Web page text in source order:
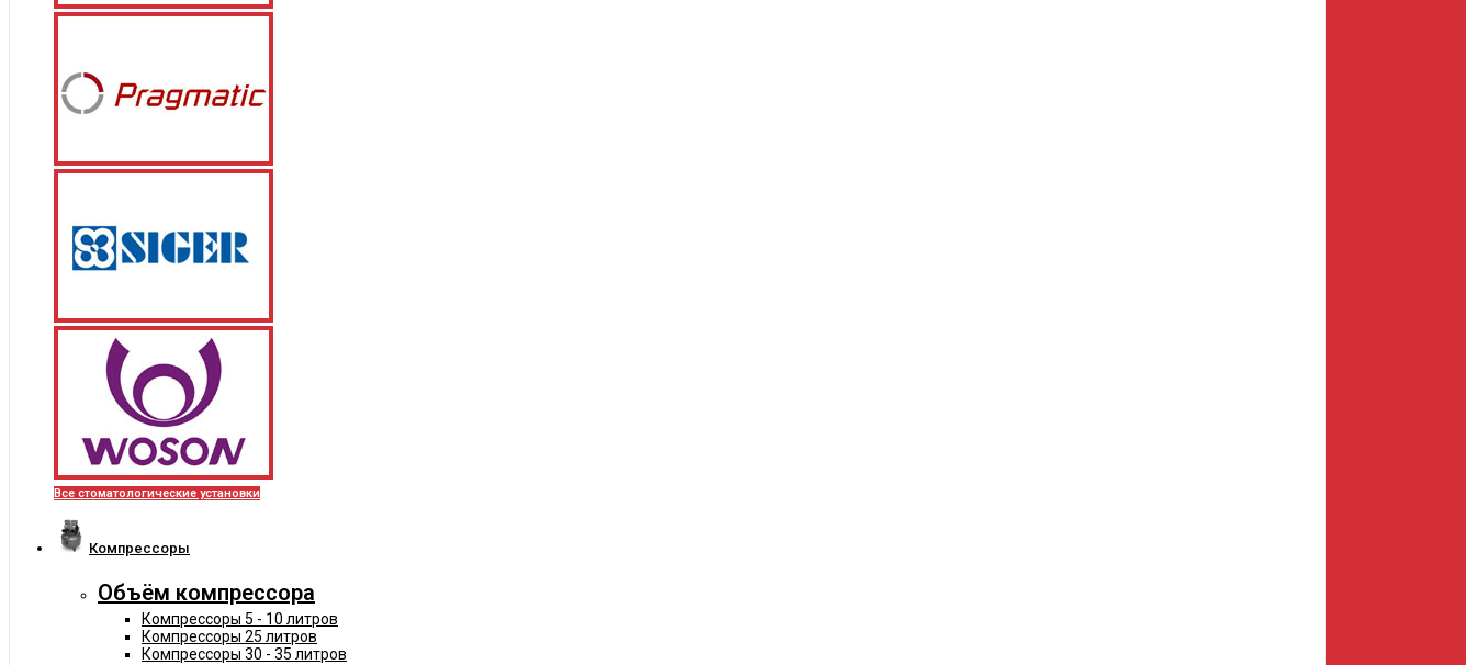
Все стоматологические установки
Компрессоры
Объём компрессора
Компрессоры 5 - 10 литров
Компрессоры 25 литров
Компрессоры 30 - 35 литров